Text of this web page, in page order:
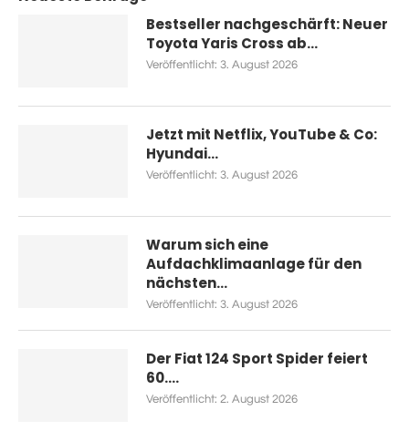
Bestseller nachgeschärft: Neuer
Toyota Yaris Cross ab...
Veröffentlicht: 3. August 2026
Jetzt mit Netflix, YouTube & Co:
Hyundai...
Veröffentlicht: 3. August 2026
Warum sich eine
Aufdachklimaanlage für den
nächsten...
Veröffentlicht: 3. August 2026
Der Fiat 124 Sport Spider feiert
60....
Veröffentlicht: 2. August 2026